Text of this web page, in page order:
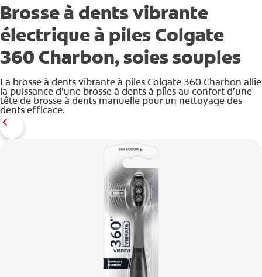
Brosse à dents vibrante
électrique à piles Colgate
360 Charbon, soies souples
La brosse à dents vibrante à piles Colgate 360 Charbon allie
la puissance d’une brosse à dents à piles au confort d’une
tête de brosse à dents manuelle pour un nettoyage des
dents efficace.